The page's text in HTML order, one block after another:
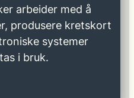
arbeider med å
produsere kretskort
systemer
i bruk.